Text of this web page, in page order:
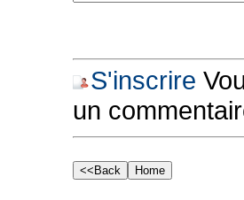
S'inscrire
un